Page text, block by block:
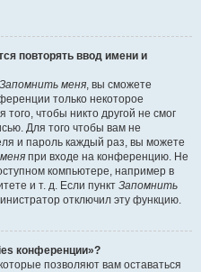
повторять ввод имени и
Запомнить меня, вы сможете
только некоторое
чтобы никто другой не смог
Для того чтобы вам не
и пароль каждый раз, вы можете
при входе на конференцию. Не
компьютере, например в
и т. д. Если пункт Запомнить
отключил эту функцию.
конференции»?
позволяют вам оставаться